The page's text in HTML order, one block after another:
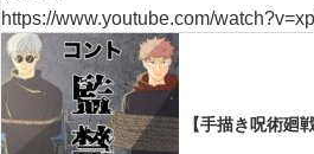
https://www.youtube.com/
【手描き呪術廻